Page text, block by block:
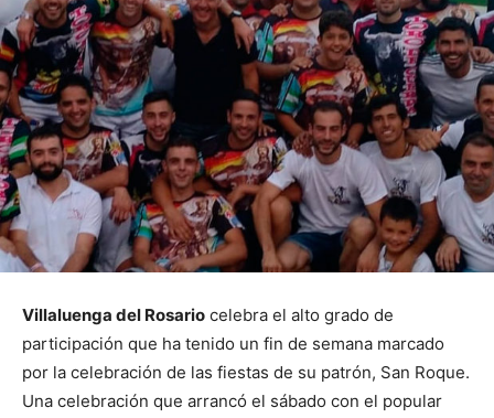
Villaluenga del Rosario celebra el alto grado de
participación que ha tenido un fin de semana marcado
por la celebración de las fiestas de su patrón, San Roque.
Una celebración que arrancó el sábado con el popular